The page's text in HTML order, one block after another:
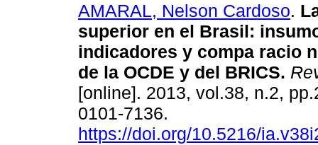
AMARAL, Nelson Cardoso.
superior en el Brasil:
indicadores y compa racio
de la OCDE y del BRICS.
[online]. 2013, vol.38, n.2,
0101-7136.
https://doi.org/10.5216/